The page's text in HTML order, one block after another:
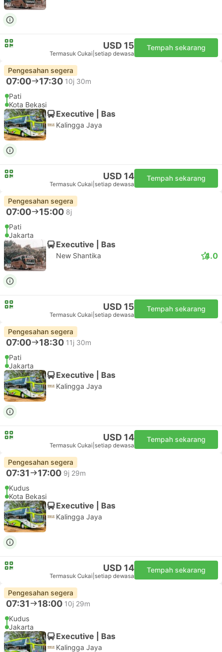
USD 15
Termasuk Cukai setiap dewasa
Tempah sekarang
Pengesahan segera
07:00 17:30 10j 30m
Pati
Kota Bekasi
Executive | Bas
Kalingga Jaya
USD 14
Termasuk Cukai setiap dewasa
Tempah sekarang
Pengesahan segera
07:00 15:00 8j
Pati
Jakarta
Executive | Bas
New Shantika 4.0
USD 15
Termasuk Cukai setiap dewasa
Tempah sekarang
Pengesahan segera
07:00 18:30 11j 30m
Pati
Jakarta
Executive | Bas
Kalingga Jaya
USD 14
Termasuk Cukai setiap dewasa
Tempah sekarang
Pengesahan segera
07:31 17:00 9j 29m
Kudus
Kota Bekasi
Executive | Bas
Kalingga Jaya
USD 14
Termasuk Cukai setiap dewasa
Tempah sekarang
Pengesahan segera
07:31 18:00 10j 29m
Kudus
Jakarta
Executive | Bas
Kalingga Jaya